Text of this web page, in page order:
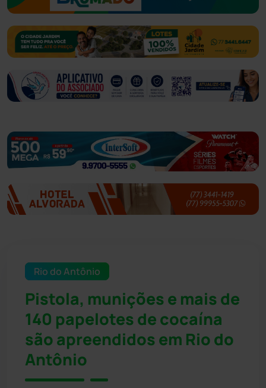
Rio do Antônio
Pistola, munições e mais de
140 papelotes de cocaína
são apreendidos em Rio do
Antônio